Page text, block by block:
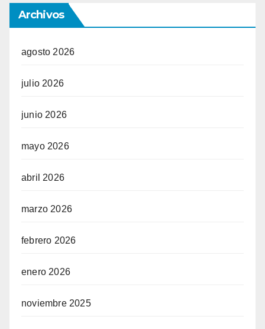
Archivos
agosto 2026
julio 2026
junio 2026
mayo 2026
abril 2026
marzo 2026
febrero 2026
enero 2026
noviembre 2025